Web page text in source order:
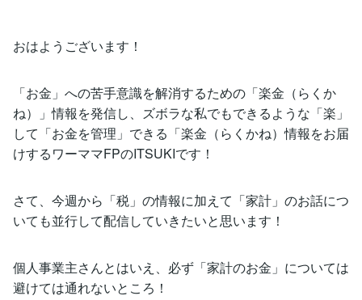
おはようございます！
「お金」への苦手意識を解消するための「楽金（らくか
ね）」情報を発信し、ズボラな私でもできるような「楽」
して「お金を管理」できる「楽金（らくかね）情報をお届
けするワーママFPのITSUKIです！
さて、今週から「税」の情報に加えて「家計」のお話につ
いても並行して配信していきたいと思います！
個人事業主さんとはいえ、必ず「家計のお金」については
避けては通れないところ！